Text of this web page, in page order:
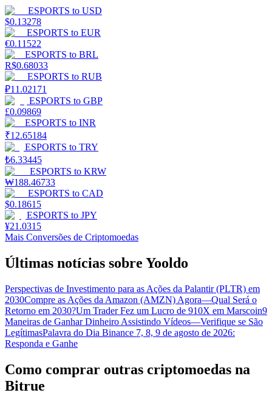
ESPORTS to USD
$0.13278
ESPORTS to EUR
€0.11522
ESPORTS to BRL
R$0.68033
ESPORTS to RUB
₽11.02171
ESPORTS to GBP
£0.09869
ESPORTS to INR
₹12.65184
ESPORTS to TRY
₺6.33445
ESPORTS to KRW
₩188.46733
ESPORTS to CAD
$0.18615
ESPORTS to JPY
¥21.0315
Mais Conversões de Criptomoedas
Últimas notícias sobre Yooldo
Perspectivas de Investimento para as Ações da Palantir (PLTR) em
2030Compre as Ações da Amazon (AMZN) Agora—Qual Será o
Retorno em 2030?Um Trader Fez um Lucro de 910X em Marscoin9
Maneiras de Ganhar Dinheiro Assistindo Vídeos—Verifique se São
LegítimasPalavra do Dia Binance 7, 8, 9 de agosto de 2026:
Responda e Ganhe
Como comprar outras criptomoedas na
Bitrue